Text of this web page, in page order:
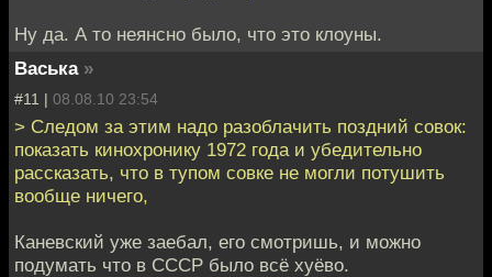
Ну да. А то неянсно было, что это клоуны.
Васька »
#11 | 08.08.10 23:54
> Следом за этим надо разоблачить поздний совок:
показать кинохронику 1972 года и убедительно
рассказать, что в тупом совке не могли потушить
вообще ничего,
Каневский уже заебал, его смотришь, и можно
подумать что в СССР было всё хуёво.